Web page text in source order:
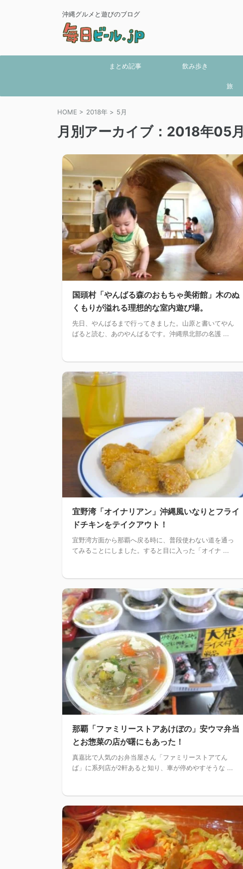
沖縄グルメと遊びのブログ
まとめ記事 飲み歩き
旅
HOME > 2018年 > 5月
月別アーカイブ：2018年05月
国頭村「やんばる森のおもちゃ美術館」木のぬ
くもりが溢れる理想的な室内遊び場。
先日、やんばるまで行ってきました。山原と書いてやん
ばると読む、あのやんばるです。沖縄県北部の名護 ...
宜野湾「オイナリアン」沖縄風いなりとフライ
ドチキンをテイクアウト！
宜野湾方面から那覇へ戻る時に、普段使わない道を通っ
てみることにしました。すると目に入った「オイナ ...
那覇「ファミリーストアあけぼの」安ウマ弁当
とお惣菜の店が曙にもあった！
真嘉比で人気のお弁当屋さん「ファミリーストアてん
ば」に系列店が2軒あると知り、車が停めやすそうな ...